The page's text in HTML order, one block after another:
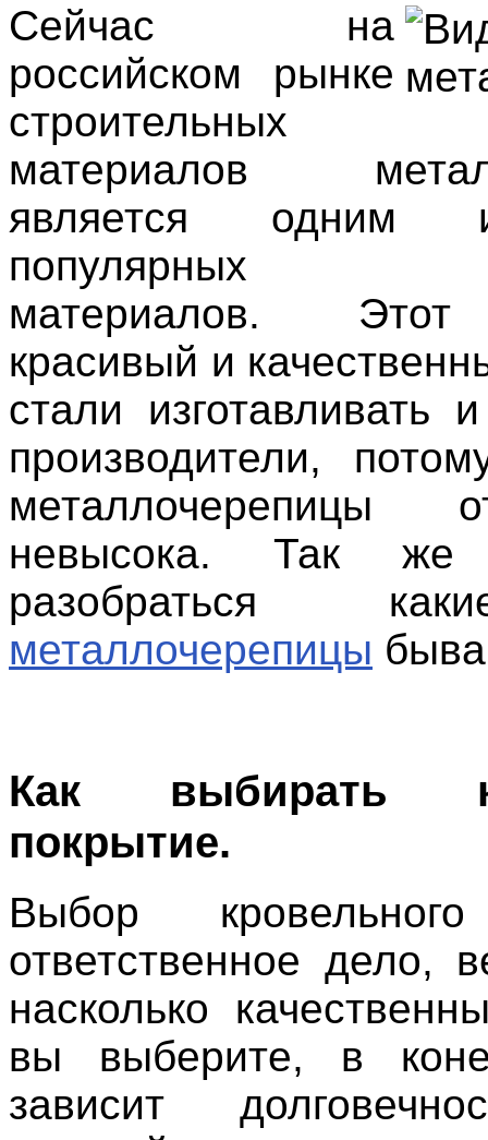
Сейчас на
российском рынке
строительных
материалов
является одним
популярных
материалов.
красивый и
стали изготавливать
производители,
металлочерепицы
невысока. Так же
разобраться
металлочерепицы
Как выбирать
покрытие.
Выбор
ответственное дело,
насколько
вы выберите, в
зависит